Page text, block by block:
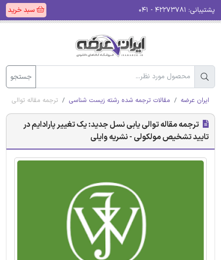
پشتیبانی: سبد خرید
جستجو
ایران عرضه مقالات ترجمه شده رشته زیست شناسی ترجمه مقاله توالی
ترجمه مقاله توالی یابی نسل جدید: یک تغییر پارادایم در
تایید تشخیص مولکولی - نشریه وایلی